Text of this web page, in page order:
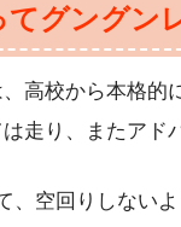
グングン
高校から本格
走り、またアド
空回りしない